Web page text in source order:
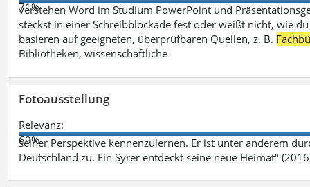
71%
verstehen Word im Studium PowerPoint und
steckst in einer Schreibblockade fest oder weißt nicht, wie
basieren auf geeigneten, überprüfbaren Quellen, z. B.
Bibliotheken, wissenschaftliche
Fotoausstellung
Relevanz:
69%
seiner Perspektive kennenzulernen. Er ist unter anderem
Deutschland zu. Ein Syrer entdeckt seine neue Heimat"